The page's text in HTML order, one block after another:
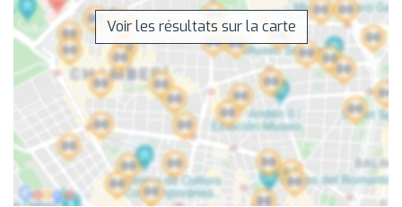
Voir les résultats sur la carte